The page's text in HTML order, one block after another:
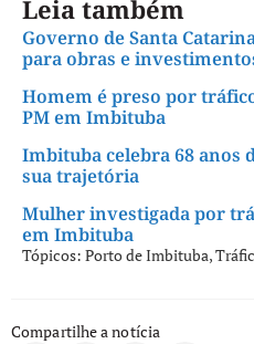
Leia também
Governo de Santa
para obras e
Homem é preso por
PM em Imbituba
Imbituba celebra 68 anos
sua trajetória
Mulher investigada por
em Imbituba
Tópicos: Porto de Imbituba,
Compartilhe a notícia